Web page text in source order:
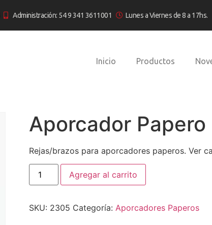
Administración: 54 9 341 3611001 Lunes a Viernes de 8 a 17hs.
Inicio Productos
Aporcador
Rejas/brazos para aporcadores paperos. Ver
Agregar al carrito
SKU: 2305 Categoría: Aporcadores Paperos